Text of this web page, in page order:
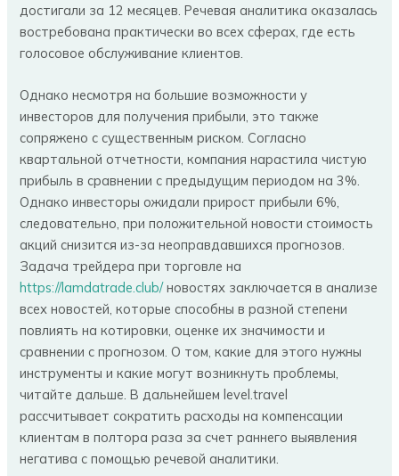
достигали за 12 месяцев. Речевая аналитика оказалась
востребована практически во всех сферах, где есть
голосовое обслуживание клиентов.
Однако несмотря на большие возможности у
инвесторов для получения прибыли, это также
сопряжено с существенным риском. Согласно
квартальной отчетности, компания нарастила чистую
прибыль в сравнении с предыдущим периодом на 3%.
Однако инвесторы ожидали прирост прибыли 6%,
следовательно, при положительной новости стоимость
акций снизится из-за неоправдавшихся прогнозов.
Задача трейдера при торговле на
https://lamdatrade.club/новостях заключается в анализе
всех новостей, которые способны в разной степени
повлиять на котировки, оценке их значимости и
сравнении с прогнозом. О том, какие для этого нужны
инструменты и какие могут возникнуть проблемы,
читайте дальше. В дальнейшем level.travel
рассчитывает сократить расходы на компенсации
клиентам в полтора раза за счет раннего выявления
негатива с помощью речевой аналитики.